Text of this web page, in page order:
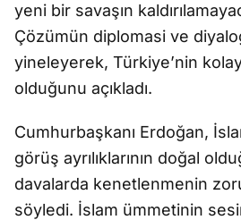
yeni bir savaşın
Çözümün diplomasi ve
yineleyerek, Türkiye’nin
olduğunu açıkladı.
Cumhurbaşkanı Erdoğan,
görüş ayrılıklarının doğal
davalarda kenetlenmenin
söyledi. İslam ümmetinin